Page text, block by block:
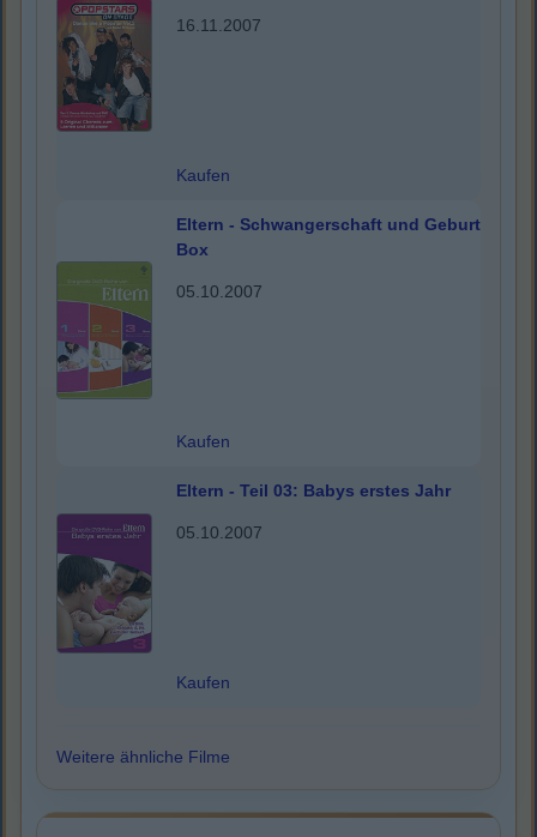
16.11.2007
Kaufen
Eltern - Schwangerschaft und Geburt
Box
05.10.2007
Kaufen
Eltern - Teil 03: Babys erstes Jahr
05.10.2007
Kaufen
Weitere ähnliche Filme